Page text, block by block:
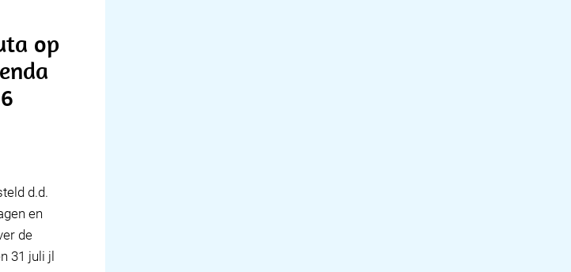
op
d.d.
en
de
31 juli jl